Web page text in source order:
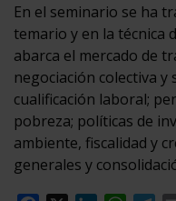
En el seminario se ha
temario y en la técnica
abarca el mercado de
negociación colectiva y
cualificación laboral;
pobreza; políticas de
ambiente, fiscalidad y
generales y